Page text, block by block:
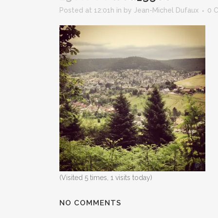
Posted at 12:01h in by Jean-Michel Dufaux 0
(Visited 5 times, 1 visits today)
NO COMMENTS